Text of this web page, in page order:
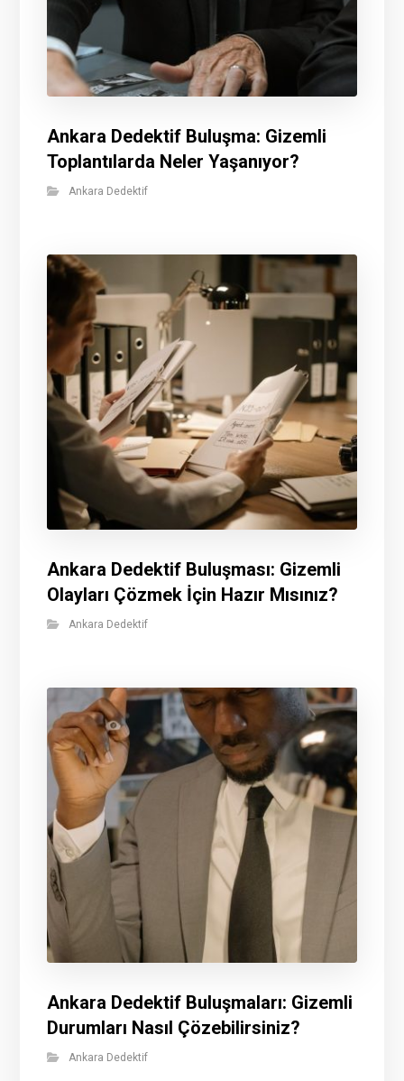
Ankara Dedektif Buluşma: Gizemli
Toplantılarda Neler Yaşanıyor?
Ankara Dedektif
Ankara Dedektif Buluşması: Gizemli
Olayları Çözmek İçin Hazır Mısınız?
Ankara Dedektif
Ankara Dedektif Buluşmaları: Gizemli
Durumları Nasıl Çözebilirsiniz?
Ankara Dedektif